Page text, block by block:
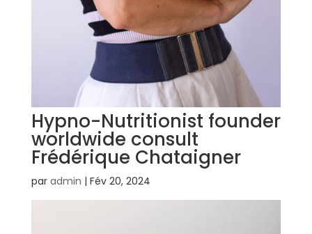
Hypno-Nutritionist founder
worldwide consult
Frédérique Chataigner
par admin | Fév 20, 2024